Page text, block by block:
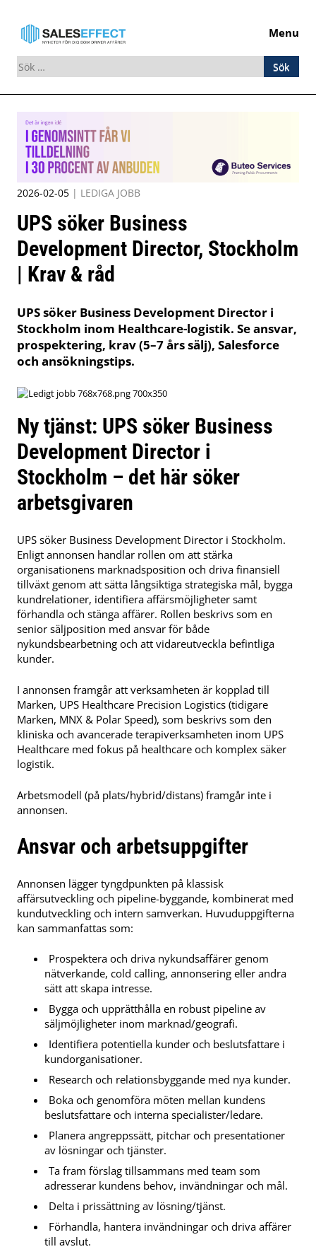
Menu
Sök
efter:
Skip
to
content
2026-02-05 | LEDIGA JOBB
UPS söker Business
Development Director, Stockholm
| Krav & råd
UPS söker Business Development Director i
Stockholm inom Healthcare-logistik. Se ansvar,
prospektering, krav (5–7 års sälj), Salesforce
och ansökningstips.
Ny tjänst: UPS söker Business
Development Director i
Stockholm – det här söker
arbetsgivaren
UPS söker Business Development Director i Stockholm.
Enligt annonsen handlar rollen om att stärka
organisationens marknadsposition och driva finansiell
tillväxt genom att sätta långsiktiga strategiska mål, bygga
kundrelationer, identifiera affärsmöjligheter samt
förhandla och stänga affärer. Rollen beskrivs som en
senior säljposition med ansvar för både
nykundsbearbetning och att vidareutveckla befintliga
kunder.
I annonsen framgår att verksamheten är kopplad till
Marken, UPS Healthcare Precision Logistics (tidigare
Marken, MNX & Polar Speed), som beskrivs som den
kliniska och avancerade terapiverksamheten inom UPS
Healthcare med fokus på healthcare och komplex säker
logistik.
Arbetsmodell (på plats/hybrid/distans) framgår inte i
annonsen.
Ansvar och arbetsuppgifter
Annonsen lägger tyngdpunkten på klassisk
affärsutveckling och pipeline-byggande, kombinerat med
kundutveckling och intern samverkan. Huvuduppgifterna
kan sammanfattas som:
Prospektera och driva nykundsaffärer genom
nätverkande, cold calling, annonsering eller andra
sätt att skapa intresse.
Bygga och upprätthålla en robust pipeline av
säljmöjligheter inom marknad/geografi.
Identifiera potentiella kunder och beslutsfattare i
kundorganisationer.
Research och relationsbyggande med nya kunder.
Boka och genomföra möten mellan kundens
beslutsfattare och interna specialister/ledare.
Planera angreppssätt, pitchar och presentationer
av lösningar och tjänster.
Ta fram förslag tillsammans med team som
adresserar kundens behov, invändningar och mål.
Delta i prissättning av lösning/tjänst.
Förhandla, hantera invändningar och driva affärer
till avslut.